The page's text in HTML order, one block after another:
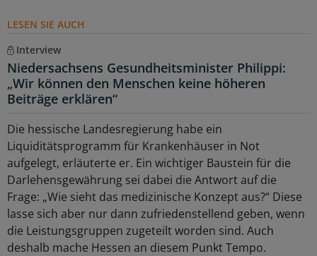
LESEN SIE AUCH
Interview
Niedersachsens Gesundheitsminister Philippi:
„Wir können den Menschen keine höheren
Beiträge erklären“
Die hessische Landesregierung habe ein
Liquiditätsprogramm für Krankenhäuser in Not
aufgelegt, erläuterte er. Ein wichtiger Baustein für die
Darlehensgewährung sei dabei die Antwort auf die
Frage: „Wie sieht das medizinische Konzept aus?“ Diese
lasse sich aber nur dann zufriedenstellend geben, wenn
die Leistungsgruppen zugeteilt worden sind. Auch
deshalb mache Hessen an diesem Punkt Tempo.